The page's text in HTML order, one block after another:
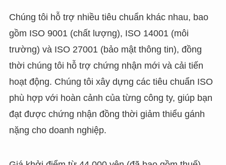
Chúng tôi hỗ trợ nhiều tiêu chuẩn khác nhau, bao
gồm ISO 9001 (chất lượng), ISO 14001 (môi
trường) và ISO 27001 (bảo mật thông tin), đồng
thời chúng tôi hỗ trợ chứng nhận mới và cải tiến
hoạt động. Chúng tôi xây dựng các tiêu chuẩn ISO
phù hợp với hoàn cảnh của từng công ty, giúp bạn
đạt được chứng nhận đồng thời giảm thiểu gánh
nặng cho doanh nghiệp.